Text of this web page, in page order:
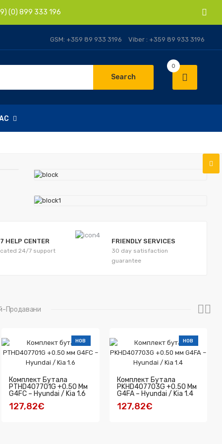
(0) 899 333 196
GSM: +359 89 933 3196 Viber : +359 89 933 3196
0
Search
HELP CENTER
24/7 support
FRIENDLY SERVICES
30 day satisfaction
guarantee
Продавани
НОВ
Комплект Бутала
PTHD407701G +0.50 Мм
G4FC – Hyundai / Kia 1.6
127,82€
НОВ
Комплект Бутала
PKHD407703G +0.50 Мм
G4FA – Hyundai / Kia 1.4
127,82€